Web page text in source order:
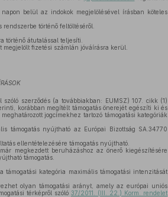
belül az indokok megjelölésével írásban köteles
történő feltöltéséről.
történő átutalással teljesíti.
fizetési számlán jóváírásra kerül.
szerződés (a továbbiakban: EUMSZ) 107. cikk (1)
korábban megítélt támogatás önerejét egészíti ki és
jogcímekhez tartozó támogatási kategóriák
támogatás nyújtható az Európai Bizottság SA.34770
ellentételezésére támogatás nyújtható.
megkezdett beruházáshoz az önerő kiegészítésére
támogatás.
kategória maximális támogatási intenzitását
olyan támogatási arányt, amely az európai uniós
térképről szóló 37/2011. (III. 22.) Korm. rendelet